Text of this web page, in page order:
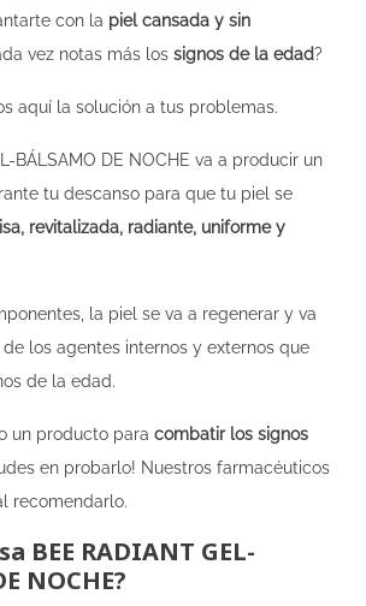
con la piel cansada y sin
vez notas más los signos de la edad?
aquí la solución a tus problemas.
BÁLSAMO DE NOCHE va a producir un
tu descanso para que tu piel se
revitalizada, radiante, uniforme y
la piel se va a regenerar y va
los agentes internos y externos que
de la edad.
un producto para combatir los signos
en probarlo! Nuestros farmacéuticos
recomendarlo.
BEE RADIANT GEL-
NOCHE?